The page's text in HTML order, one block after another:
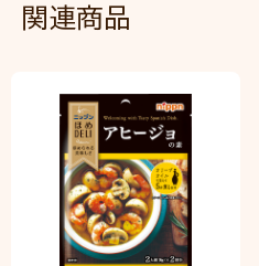
関連商品